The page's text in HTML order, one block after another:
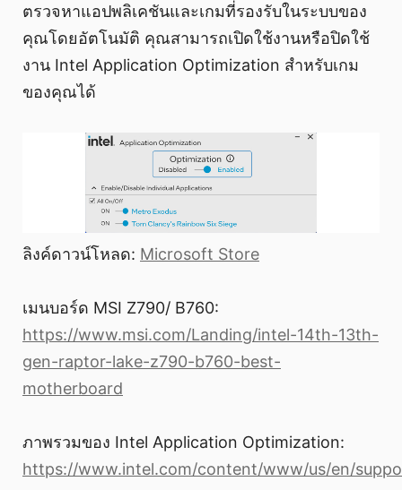
ตรวจหาแอปพลิเคชันและเกมที่รองรับในระบบของ
คุณโดยอัตโนมัติ คุณสามารถเปิดใช้งานหรือปิดใช้
งาน Intel Application Optimization สำหรับเกม
ของคุณได้
ลิงค์ดาวน์โหลด: Microsoft Store
เมนบอร์ด MSI Z790/ B760:
https://www.msi.com/Landing/intel-14th-13th-
gen-raptor-lake-z790-b760-best-
motherboard
ภาพรวมของ Intel Application Optimization:
https://www.intel.com/content/www/us/en/